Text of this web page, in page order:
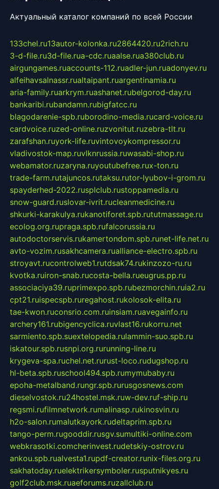
Актуальный каталог компаний по всей России
133chel.ru13autor-kolonka.ru2864420.ru2rich.ru
3-d-file.ru3d-file.rua-cdc.ruaalse.rua380club.ru
airgungames.ruaccounts-112.ruadler-jun.ruadonyev.ru
alfeihavsalnassr.rualtaipant.ruargentinamia.ru
aria-family.ruarkrym.ruashanet.rubelgorod-day.ru
bankaribi.rubandamn.rubigfatcc.ru
blagodarenie-spb.ruborodino-media.rucard-voice.ru
cardvoice.ruzed-online.ruzvonitut.ruzebra-tlt.ru
zarafshan.ruyork-life.ruvintovoykompressor.ru
vladivostok-map.ruvlknrussia.ruwasabi-shop.ru
webamator.ruzaryna.ruyoutubefree.rux-ton.ru
trade-farm.rutajuncos.rutaksu.rutor-lyubov-i-grom.ru
spayderhed-2022.rusplclub.rustoppamedia.ru
snow-guard.ruslovar-ivrit.rucleanmedicine.ru
shkurki-karakulya.rukanotiforet.spb.rututmassage.ru
ecolog.org.rupraga.spb.rufalcorussia.ru
autodoctorservis.rukamertondom.spb.runet-life.net.ru
avto-vozim.rusakhcamera.rualliance-electro.spb.ru
stroyavt.rucontrolweb1.rutdsak74.rukinzozo-ru.ru
kvotka.ruiron-snab.rucosta-bella.rueugrus.pp.ru
associaciya39.ruprimexpo.spb.rubezmorchin.ruia2.ru
cpt21.ruispecspb.ruregahost.rukolosok-elita.ru
tae-kwon.ruconsrio.com.ruinsiam.ruavegainfo.ru
archery161.rubigencyclica.ruvlast16.rukorru.net
sarmiento.spb.suextelopedia.rulammin-suo.spb.ru
iskatour.spb.rusnpi.org.rurunning-line.ru
krygeva-spa.ruchel.net.rurust-loco.rudugshop.ru
hl-beta.spb.ruschool494.spb.rumymubaby.ru
epoha-metalband.rungr.spb.rurusgosnews.com
dieselvostok.ru24hostel.msk.ruw-dev.ruf-ship.ru
regsmi.rufilmnetwork.rumalinasp.rukinosvin.ru
h2o-salon.rumalutkayork.rudeltaprim.spb.ru
tango-perm.rugooddir.rusgv.sumultiki-online.com
webkrasotki.comcherinvest.rudetskiy-ostrov.ru
ankou.spb.rualvesta1.rupdf-creator.runix-files.org.ru
sakhatoday.ruelektrikersymboler.rusputnikyes.ru
golf2club.msk.ruaeforums.ruzallclub.ru